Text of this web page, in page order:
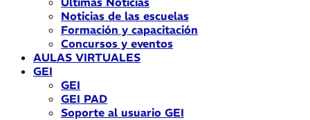
Noticias de las escuelas
Formación y capacitación
Concursos y eventos
AULAS VIRTUALES
GEI
GEI
GEI PAD
Soporte al usuario GEI